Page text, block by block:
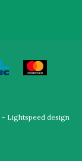
- Lightspeed design